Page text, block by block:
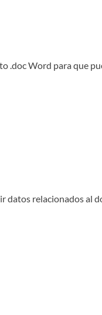
.doc Word para que
datos relacionados al